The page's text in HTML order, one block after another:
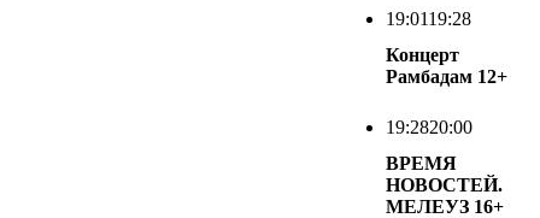
19:0119:28
Концерт
Рамбадам 12+
19:2820:00
ВРЕМЯ
НОВОСТЕЙ.
МЕЛЕУЗ 16+